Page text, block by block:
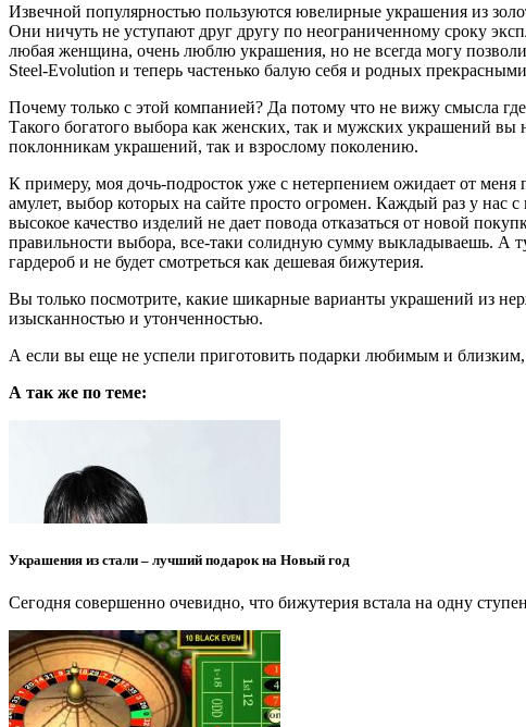
Извечной популярностью пользуются ювелирные украшения из
Они ничуть не уступают друг другу по неограниченному сроку
любая женщина, очень люблю украшения, но не всегда могу
Steel-Evolution и теперь частенько балую себя и родных
Почему только с этой компанией? Да потому что не вижу смысла
Такого богатого выбора как женских, так и мужских украшений вы
поклонникам украшений, так и взрослому поколению.
К примеру, моя дочь-подросток уже с нетерпением ожидает от
амулет, выбор которых на сайте просто огромен. Каждый раз у нас
высокое качество изделий не дает повода отказаться от новой
правильности выбора, все-таки солидную сумму выкладываешь. А
гардероб и не будет смотреться как дешевая бижутерия.
Вы только посмотрите, какие шикарные варианты украшений из
изысканностью и утонченностью.
А если вы еще не успели приготовить подарки любимым и близким,
А так же по теме:
Украшения из стали – лучший подарок на Новый год
Сегодня совершенно очевидно, что бижутерия встала на одну